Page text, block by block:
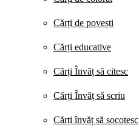
Cărți de povești
Cărți educative
Cărți Învăț să citesc
Cărți Învăț să scriu
Cărți învăț să socotesc